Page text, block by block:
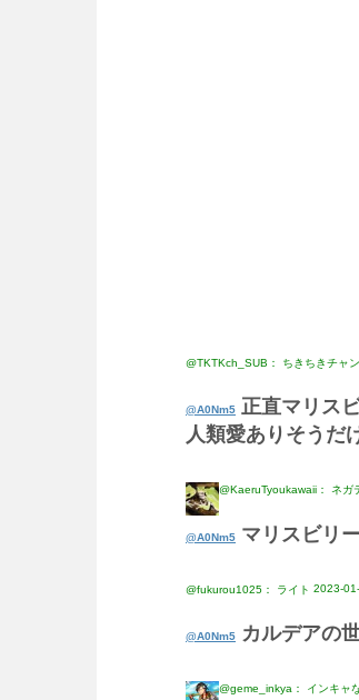
@TKTKch_SUB： ちきちきチャ
@A0Nm5 正直マリス
人類愛ありそうだ
@KaeruTyoukawaii： ネガ
@A0Nm5 マリスビリ
@fukurou1025： ライト 2023-
@A0Nm5 カルデアの
@geme_inkya： インキャ